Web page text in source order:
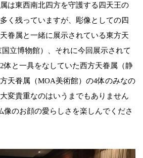
は東西南北四方を守護する四天王の
く残っていますが、彫像としての四
眷属と一緒に展示されている東方天
立博物館）、それに今回展示されて
体と一具をなしていた西方天眷属（静
天眷属（MOA美術館）の4体のみなの
変貴重なのはいうまでもありません
像のお顔の愛らしさを楽しんでくださ